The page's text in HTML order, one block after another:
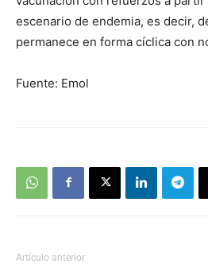
escenario de endemia, es decir,
permanece en forma cíclica con
Fuente: Emol
Artículo anterior